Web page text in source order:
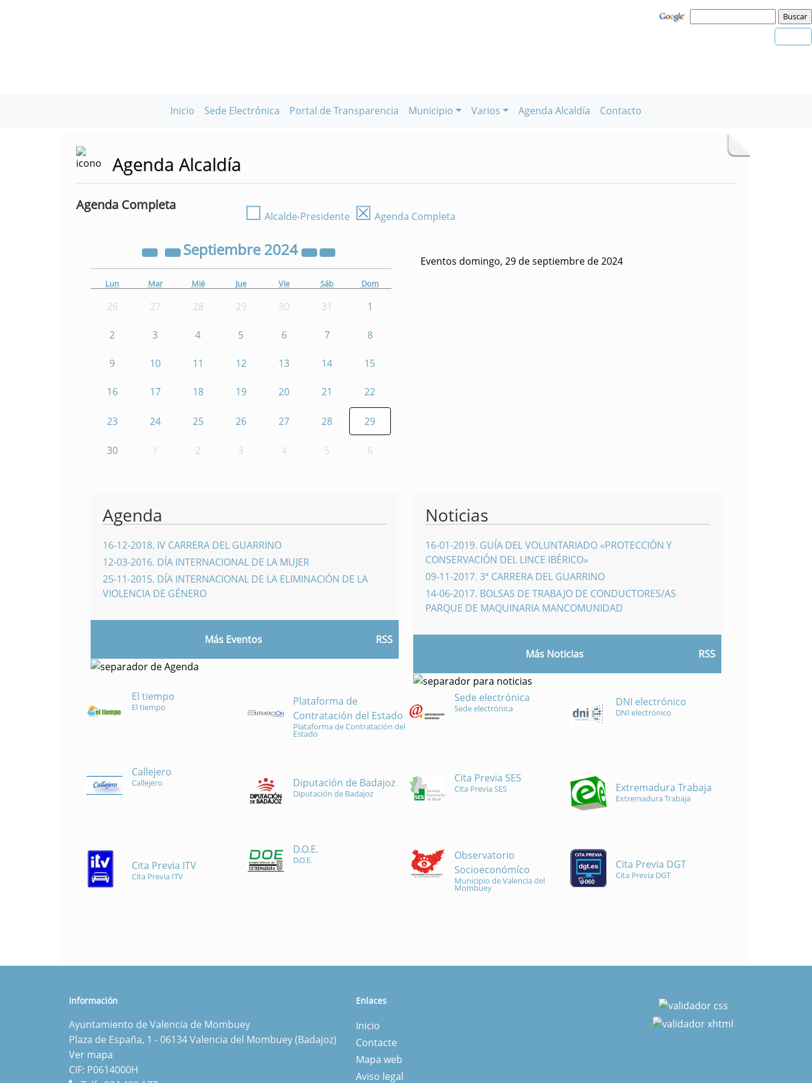
Inicio Sede Electrónica Portal de Transparencia Municipio Varios Agenda Alcaldía Contacto
Agenda Alcaldía
Agenda Completa ☐ Alcalde-Presidente ☒ Agenda Completa
Septiembre2024
Lun Mar Mié Jue Vie Sáb Dom
26 27 28 29 30 31 1
2 3 4 5 6 7 8
9 10 11 12 13 14 15
16 17 18 19 20 21 22
23 24 25 26 27 28 29
30 1 2 3 4 5 6
Eventos domingo, 29 de septiembre de 2024
Agenda
16-12-2018. IV CARRERA DEL GUARRINO
12-03-2016. DÍA INTERNACIONAL DE LA MUJER
25-11-2015. DÍA INTERNACIONAL DE LA ELIMINACIÓN DE LA
VIOLENCIA DE GÉNERO
Más Eventos RSS
Noticias
16-01-2019. GUÍA DEL VOLUNTARIADO «PROTECCIÓN Y
CONSERVACIÓN DEL LINCE IBÉRICO»
09-11-2017. 3ª CARRERA DEL GUARRINO
14-06-2017. BOLSAS DE TRABAJO DE CONDUCTORES/AS
PARQUE DE MAQUINARIA MANCOMUNIDAD
Más Noticias RSS
El tiempo
El tiempo
Plataforma de
Contratación del Estado
Plataforma de Contratación del
Estado
Sede electrónica
Sede electrónica DNI electrónico
DNI electrónico
Callejero
Callejero Diputación de Badajoz
Diputación de Badajoz
Cita Previa SES
Cita Previa SES Extremadura Trabaja
Extremadura Trabaja
Cita Previa ITV
Cita Previa ITV
D.O.E.
D.O.E.
Observatorio
Socioeconómíco
Municipio de Valencia del
Mombuey
Cita Previa DGT
Cita Previa DGT
Información
Ayuntamiento de Valencia de Mombuey
Plaza de España, 1 - 06134 Valencia del Mombuey (Badajoz)
Ver mapa
CIF: P0614000H
Enlaces
Inicio
Contacte
Mapa web
Aviso legal